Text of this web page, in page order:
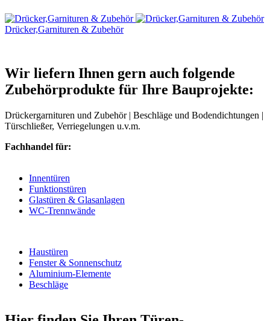
Drücker,Garnituren & Zubehör
Wir liefern Ihnen gern auch folgende
Zubehörprodukte für Ihre Bauprojekte:
Drückergarnituren und Zubehör | Beschläge und Bodendichtungen |
Türschließer, Verriegelungen u.v.m.
Fachhandel für:
Innentüren
Funktionstüren
Glastüren & Glasanlagen
WC-Trennwände
Haustüren
Fenster & Sonnenschutz
Aluminium-Elemente
Beschläge